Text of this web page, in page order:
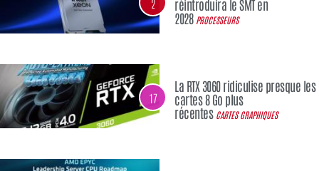
réintroduira le SMT en
2028 PROCESSEURS
17
La RTX 3060 ridiculise presque les
cartes 8 Go plus
récentes CARTES GRAPHIQUES